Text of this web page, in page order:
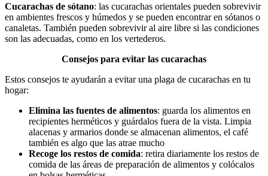
Cucarachas de sótano: las cucarachas orientales pueden sobrevivir
en ambientes frescos y húmedos y se pueden encontrar en sótanos o
canaletas. También pueden sobrevivir al aire libre si las condiciones
son las adecuadas, como en los vertederos.
Consejos para evitar las cucarachas
Estos consejos te ayudarán a evitar una plaga de cucarachas en tu
hogar:
Elimina las fuentes de alimentos: guarda los alimentos en
recipientes herméticos y guárdalos fuera de la vista. Limpia
alacenas y armarios donde se almacenan alimentos, el café
también es algo que las atrae mucho
Recoge los restos de comida: retira diariamente los restos de
comida de las áreas de preparación de alimentos y colócalos